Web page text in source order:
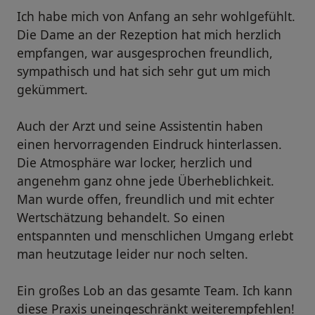
Ich habe mich von Anfang an sehr wohlgefühlt.
Die Dame an der Rezeption hat mich herzlich
empfangen, war ausgesprochen freundlich,
sympathisch und hat sich sehr gut um mich
gekümmert.
Auch der Arzt und seine Assistentin haben
einen hervorragenden Eindruck hinterlassen.
Die Atmosphäre war locker, herzlich und
angenehm ganz ohne jede Überheblichkeit.
Man wurde offen, freundlich und mit echter
Wertschätzung behandelt. So einen
entspannten und menschlichen Umgang erlebt
man heutzutage leider nur noch selten.
Ein großes Lob an das gesamte Team. Ich kann
diese Praxis uneingeschränkt weiterempfehlen!